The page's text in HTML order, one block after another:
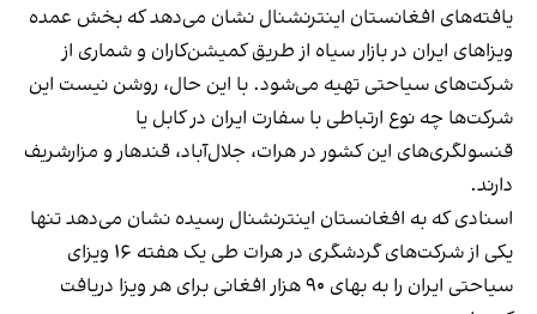
یافته‌های افغانستان اینترنشنال نشان می‌دهد که بخش عمده
ویزاهای ایران در بازار سیاه از طریق کمیشن‌کاران و شماری از
شرکت‌های سیاحتی تهیه می‌شود. با این حال، روشن نیست این
شرکت‌ها چه نوع ارتباطی با سفارت ایران در کابل یا
قنسولگری‌های این کشور در هرات، جلال‌آباد، قندهار و مزارشریف
دارند.
اسنادی که به افغانستان اینترنشنال رسیده نشان می‌دهد تنها
یکی از شرکت‌های گردشگری در هرات طی یک هفته ۱۶ ویزای
سیاحتی ایران را به بهای ۹۰ هزار افغانی برای هر ویزا دریافت